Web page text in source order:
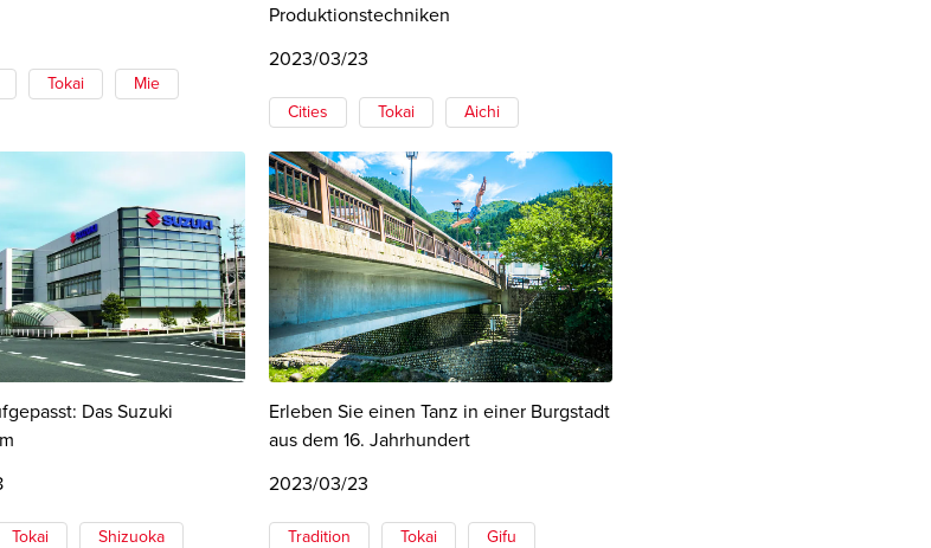
Tokai Mie
Produktionstechniken
2023/03/23
Cities Tokai Aichi
Das Suzuki
Tokai Shizuoka
Erleben Sie einen Tanz in einer Burgstadt
aus dem 16. Jahrhundert
2023/03/23
Tradition Tokai Gifu